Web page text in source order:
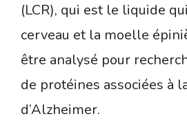
(LCR), qui est le liquide
cerveau et la moelle
être analysé pour
de protéines associées à
d’Alzheimer.